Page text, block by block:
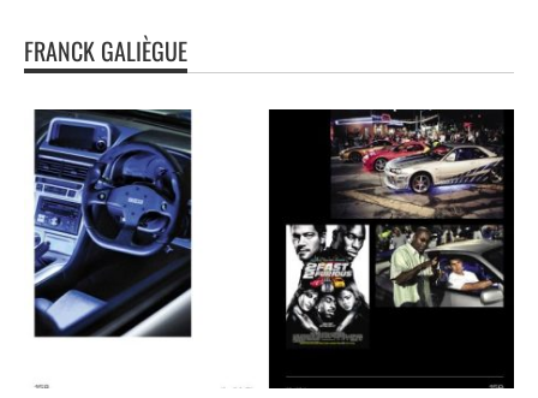
FRANCK GALIÈGUE